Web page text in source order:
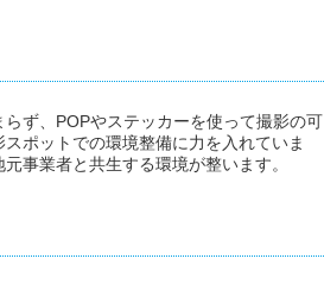
ず、POPやステッカーを使って撮影の可
ポットでの環境整備に力を入れていま
事業者と共生する環境が整います。